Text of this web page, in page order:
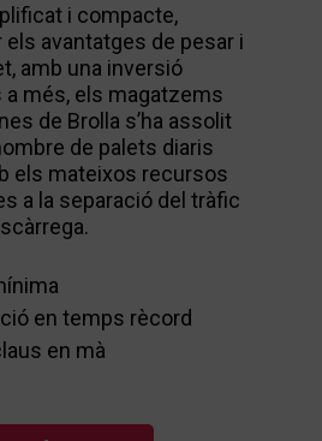
i compacte,
avantatges de pesar i
amb una inversió
a més, els magatzems
de Brolla s’ha assolit
de palets diaris
els mateixos recursos
a la separació del tràfic
en temps rècord
en mà